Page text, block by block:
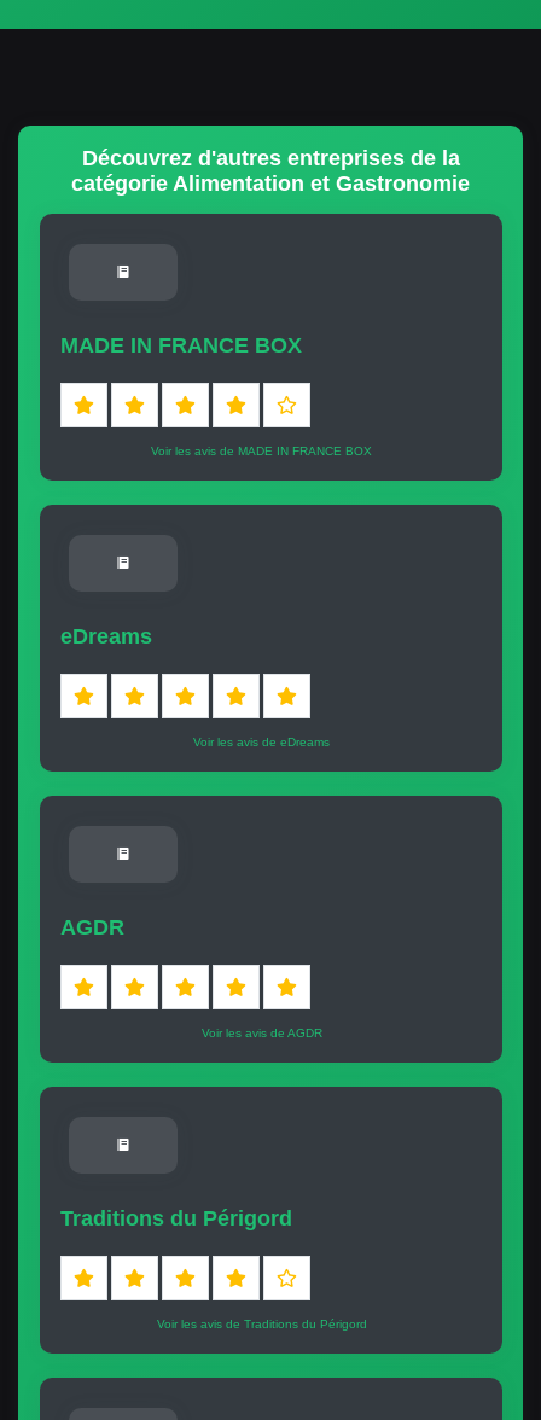
Découvrez d'autres entreprises de la
catégorie Alimentation et Gastronomie
MADE IN FRANCE BOX
Voir les avis de MADE IN FRANCE BOX
eDreams
Voir les avis de eDreams
AGDR
Voir les avis de AGDR
Traditions du Périgord
Voir les avis de Traditions du Périgord